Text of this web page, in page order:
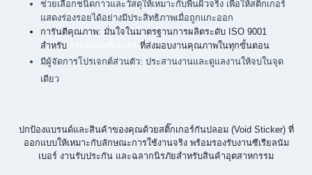
ช่วยเลือกชนิดกาวและวัสดุให้เหมาะกับพื้นผิวจริง เพื่อให้สติ๊กเกอร์
แสดงร่องรอยได้อย่างมีประสิทธิภาพเมื่อถูกแกะออก
การันตีคุณภาพ: มั่นใจในมาตรฐานการผลิตระดับ ISO 9001
สำหรับ
ที่ส่งมอบงานคุณภาพในทุกขั้นตอน
มีผู้จัดการโปรเจกต์ส่วนตัว: ประสานงานและดูแลงานให้จบในจุด
เดียว
ปกป้องแบรนด์และสินค้าของคุณด้วยสติ๊กเกอร์กันปลอม (Void Sticker) ที่
ออกแบบให้เหมาะกับลักษณะการใช้งานจริง พร้อมรองรับงานซีเรียลนัม
เบอร์ งานรับประกัน และฉลากนิรภัยสำหรับสินค้าอุตสาหกรรม